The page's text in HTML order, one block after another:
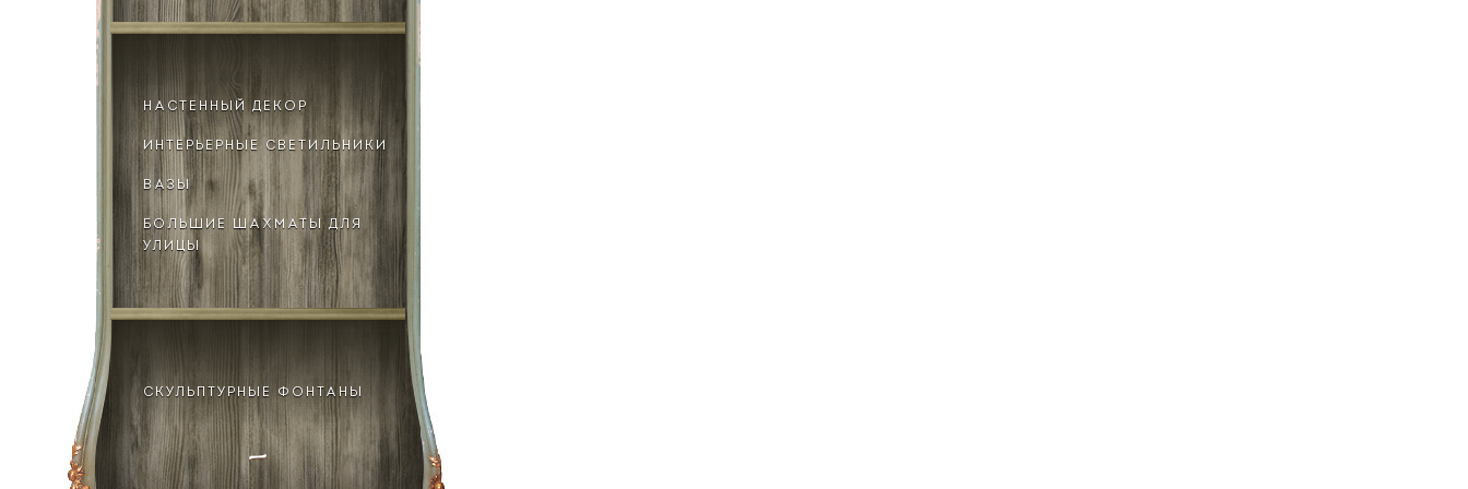
НАСТЕННЫЙ ДЕКОР
ИНТЕРЬЕРНЫЕ СВЕТИЛЬНИКИ
ВАЗЫ
БОЛЬШИЕ ШАХМАТЫ ДЛЯ
УЛИЦЫ
СКУЛЬПТУРНЫЕ ФОНТАНЫ